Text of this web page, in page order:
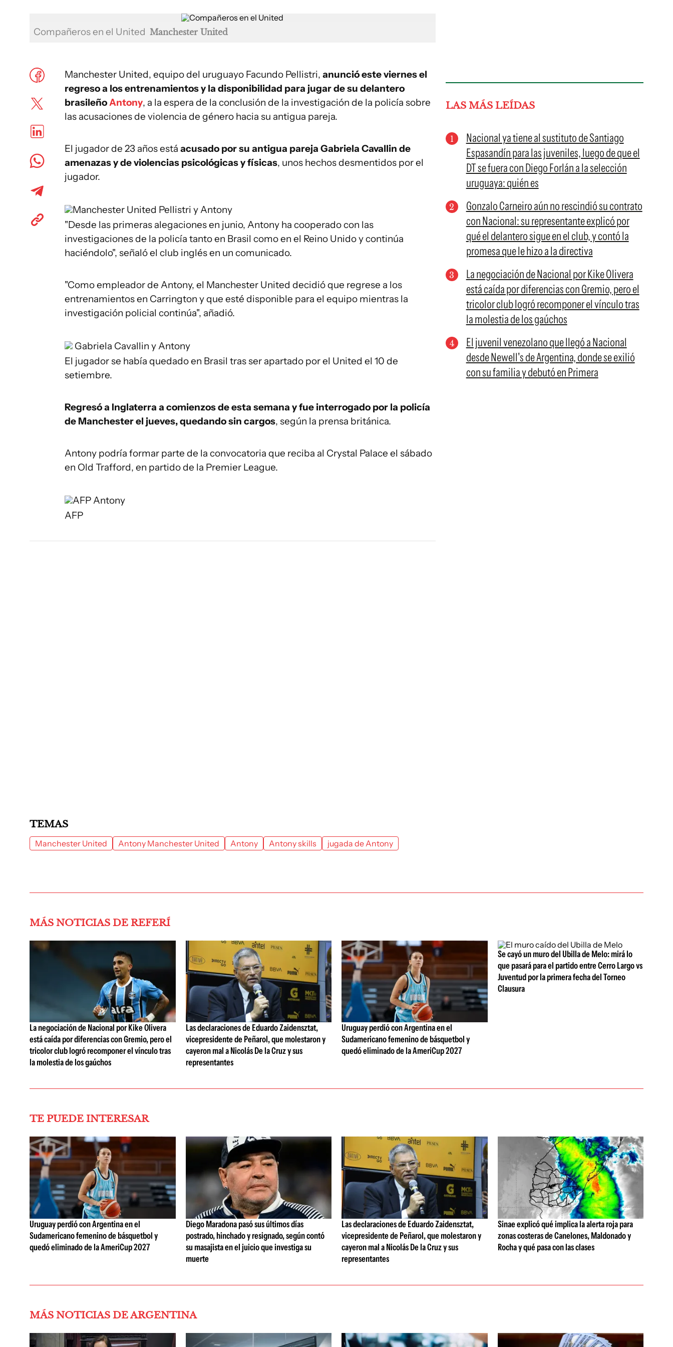
Compañeros en el United Manchester United
Manchester United, equipo del uruguayo Facundo Pellistri, anunció este viernes el
regreso a los entrenamientos y la disponibilidad para jugar de su delantero
brasileñoAntony, a la espera de la conclusión de la investigación de la policía sobre
las acusaciones de violencia de género hacia su antigua pareja.
El jugador de 23 años está acusado por su antigua pareja Gabriela Cavallin de
amenazas y de violencias psicológicas y físicas, unos hechos desmentidos por el
jugador.
Manchester United Pellistri y Antony
"Desde las primeras alegaciones en junio, Antony ha cooperado con las
investigaciones de la policía tanto en Brasil como en el Reino Unido y continúa
haciéndolo", señaló el club inglés en un comunicado.
"Como empleador de Antony, el Manchester United decidió que regrese a los
entrenamientos en Carrington y que esté disponible para el equipo mientras la
investigación policial continúa", añadió.
Gabriela Cavallin y Antony
El jugador se había quedado en Brasil tras ser apartado por el United el 10 de
setiembre.
Regresó a Inglaterra a comienzos de esta semana y fue interrogado por la policía
de Manchester el jueves, quedando sin cargos, según la prensa británica.
Antony podría formar parte de la convocatoria que reciba al Crystal Palace el sábado
en Old Trafford, en partido de la Premier League.
AFPAntony
AFP
LAS MÁS LEÍDAS
Nacional ya tiene al sustituto de Santiago
Espasandín para las juveniles, luego de que el
DT se fuera con Diego Forlán a la selección
uruguaya: quién es
Gonzalo Carneiro aún no rescindió su contrato
con Nacional: su representante explicó por
qué el delantero sigue en el club, y contó la
promesa que le hizo a la directiva
La negociación de Nacional por Kike Olivera
está caída por diferencias con Gremio, pero el
tricolor club logró recomponer el vínculo tras
la molestia de los gaúchos
El juvenil venezolano que llegó a Nacional
desde Newell's de Argentina, donde se exilió
con su familia y debutó en Primera
TEMAS
Manchester United Antony Manchester United Antony Antony skills jugada de Antony
MÁS NOTICIAS DE REFERÍ
La negociación de Nacional por Kike Olivera
está caída por diferencias con Gremio, pero el
tricolor club logró recomponer el vínculo tras
la molestia de los gaúchos
Las declaraciones de Eduardo Zaidensztat,
vicepresidente de Peñarol, que molestaron y
cayeron mal a Nicolás De la Cruz y sus
representantes
Uruguay perdió con Argentina en el
Sudamericano femenino de básquetbol y
quedó eliminado de la AmeriCup 2027
Se cayó un muro del Ubilla de Melo: mirá lo
que pasará para el partido entre Cerro Largo vs
Juventud por la primera fecha del Torneo
Clausura
TE PUEDE INTERESAR
Uruguay perdió con Argentina en el
Sudamericano femenino de básquetbol y
quedó eliminado de la AmeriCup 2027
Diego Maradona pasó sus últimos días
postrado, hinchado y resignado, según contó
su masajista en el juicio que investiga su
muerte
Las declaraciones de Eduardo Zaidensztat,
vicepresidente de Peñarol, que molestaron y
cayeron mal a Nicolás De la Cruz y sus
representantes
Sinae explicó qué implica la alerta roja para
zonas costeras de Canelones, Maldonado y
Rocha y qué pasa con las clases
MÁS NOTICIAS DE ARGENTINA